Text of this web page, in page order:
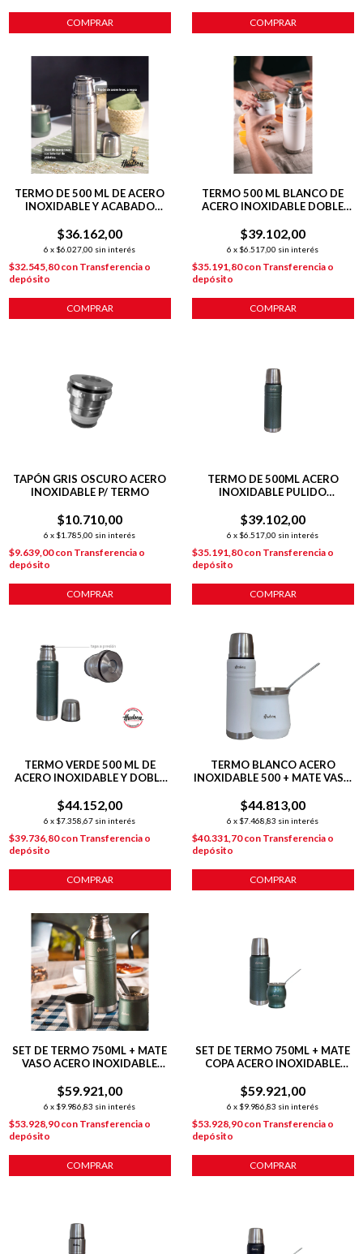
COMPRAR COMPRAR
TERMO DE 500 ML DE ACERO
INOXIDABLE Y ACABADO
$36.162,00
6 x $6.027,00 sin interés
$32.545,80con Transferencia o
depósito
COMPRAR
TERMO 500 ML BLANCO DE
ACERO INOXIDABLE DOBLE
$39.102,00
6 x $6.517,00 sin interés
$35.191,80con Transferencia o
depósito
COMPRAR
TAPÓN GRIS OSCURO ACERO
INOXIDABLE P/ TERMO
$10.710,00
6 x $1.785,00 sin interés
$9.639,00con Transferencia o
depósito
COMPRAR
TERMO DE 500ML ACERO
INOXIDABLE PULIDO
$39.102,00
6 x $6.517,00 sin interés
$35.191,80con Transferencia o
depósito
COMPRAR
TERMO VERDE 500 ML DE
ACERO INOXIDABLE Y DOBLE
$44.152,00
6 x $7.358,67 sin interés
$39.736,80con Transferencia o
depósito
COMPRAR
TERMO BLANCO ACERO
INOXIDABLE 500 + MATE VASO
$44.813,00
6 x $7.468,83 sin interés
$40.331,70con Transferencia o
depósito
COMPRAR
SET DE TERMO 750ML + MATE
VASO ACERO INOXIDABLE
$59.921,00
6 x $9.986,83 sin interés
$53.928,90con Transferencia o
depósito
SET DE TERMO 750ML + MATE
COPA ACERO INOXIDABLE
$59.921,00
6 x $9.986,83 sin interés
$53.928,90con Transferencia o
depósito